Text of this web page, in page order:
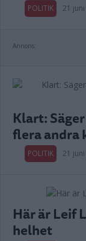
POLITIK 21
Annons:
Klart:
flera andra
POLITIK 21
Här är Leif
helhet